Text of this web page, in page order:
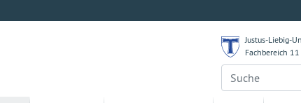
Justus-Liebig-
Fachbereich 11